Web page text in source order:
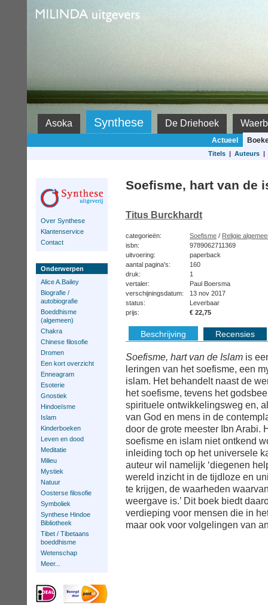
Asoka Synthese De Driehoek
Actueel
Titels| Auteurs|
Over Synthese
Klantenservice
Contact
Onderwerpen
Alice A.Bailey
Biografie /
autobiografie
Boeddhisme
(algemeen)
Chakra
Chinese filosofie
Dromen
Een kort overzicht
Enneagram
Esoterie
Gnostiek
Hindoeïsme
Islam
Kinderboeken
Leven en dood
Meditatie
Milieu
Mystiek
Natuur
Oosterse filosofie
Symboliek
Synthese Hindoe
Bibliotheek
Tibet / Tibetaans
boeddhisme
Wetenschap
Meer...
Soefisme, hart van de
Titus Burckhardt
categorieën: Soefisme / Religie
isbn:
9789062711369
uitvoering:
paperback
aantal pagina's:
160
druk:
1
vertaler:
Paul Boersma
verschijningsdatum:
13 nov 2017
status:
Leverbaar
prijs:
€ 22,75
Beschrijving Recensies
Soefisme, hart van de Islam is
leringen van het soefisme, een
islam. Het behandelt naast de
het soefisme, tevens het
spirituele ontwikkelingsweg en,
van God en mens in de
door de grote meester Ibn Arabi.
soefisme en islam niet ontkend
inleiding toch op het universele
auteur wil namelijk ‘diegenen
wereld inzicht in de tijdloze en
te krijgen, de waarheden
weergave is.’ Dit boek biedt
verdieping voor mensen die in
maar ook voor volgelingen van